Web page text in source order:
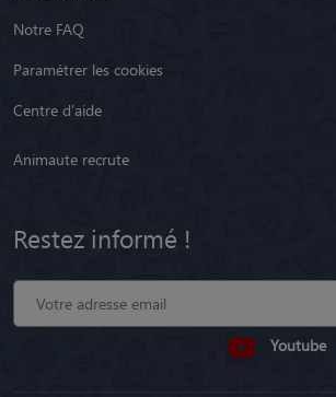
Notre FAQ
Paramétrer les cookies
Centre d'aide
Animaute recrute
Restez informé !
Youtube